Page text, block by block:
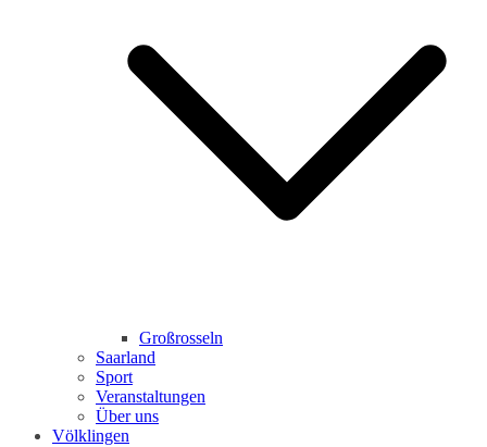
Großrosseln
Saarland
Sport
Veranstaltungen
Über uns
Völklingen